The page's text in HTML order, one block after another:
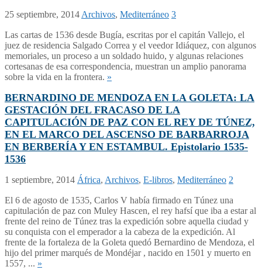
25 septiembre, 2014 Archivos, Mediterráneo 3
Las cartas de 1536 desde Bugía, escritas por el capitán Vallejo, el
juez de residencia Salgado Correa y el veedor Idiáquez, con algunos
memoriales, un proceso a un soldado huido, y algunas relaciones
cortesanas de esa correspondencia, muestran un amplio panorama
sobre la vida en la frontera. »
BERNARDINO DE MENDOZA EN LA GOLETA: LA
GESTACIÓN DEL FRACASO DE LA
CAPITULACIÓN DE PAZ CON EL REY DE TÚNEZ,
EN EL MARCO DEL ASCENSO DE BARBARROJA
EN BERBERÍA Y EN ESTAMBUL. Epistolario 1535-
1536
1 septiembre, 2014 África, Archivos, E-libros, Mediterráneo 2
El 6 de agosto de 1535, Carlos V había firmado en Túnez una
capitulación de paz con Muley Hascen, el rey hafsí que iba a estar al
frente del reino de Túnez tras la expedición sobre aquella ciudad y
su conquista con el emperador a la cabeza de la expedición. Al
frente de la fortaleza de la Goleta quedó Bernardino de Mendoza, el
hijo del primer marqués de Mondéjar , nacido en 1501 y muerto en
1557, ... »